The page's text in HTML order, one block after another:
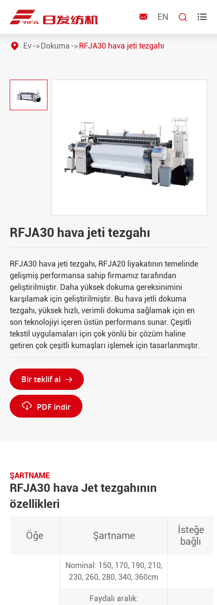
 EN  
Ev Dokuma RFJA30 hava jeti tezgahı
RFJA30 hava jeti tezgahı
RFJA30 hava jeti tezgahı, RFJA20 liyakatının temelinde
gelişmiş performansa sahip firmamız tarafından
geliştirilmiştir. Daha yüksek dokuma gereksinimini
karşılamak için geliştirilmiştir. Bu hava jetli dokuma
tezgahı, yüksek hızlı, verimli dokuma sağlamak için en
son teknolojiyi içeren üstün performans sunar. Çeşitli
tekstil uygulamaları için çok yönlü bir çözüm haline
getiren çok çeşitli kumaşları işlemek için tasarlanmıştır.
Bir teklif al 
 PDF indir
ŞARTNAME
RFJA30 hava Jet tezgahının
özellikleri
Öğe Şartname
İsteğe
bağlı
Nominal: 150, 170, 190, 210,
230, 260, 280, 340, 360cm
Faydalı aralık: